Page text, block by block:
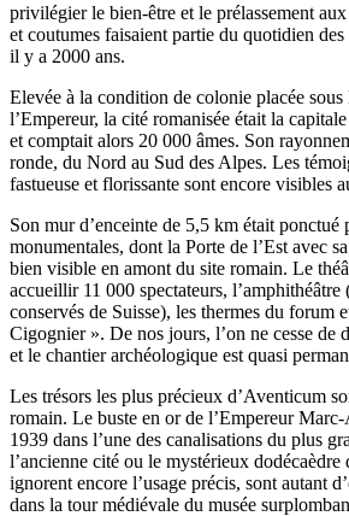
privilégier le bien-être et le prélassement
et coutumes faisaient partie du quotidien
il y a 2000 ans.
Elevée à la condition de colonie placée
l’Empereur, la cité romanisée était la
et comptait alors 20 000 âmes. Son
ronde, du Nord au Sud des Alpes. Les
fastueuse et florissante sont encore visibles
Son mur d’enceinte de 5,5 km était ponctué
monumentales, dont la Porte de l’Est avec
bien visible en amont du site romain. Le
accueillir 11 000 spectateurs, l’amphithéâtre
conservés de Suisse), les thermes du forum
Cigognier ». De nos jours, l’on ne cesse de
et le chantier archéologique est quasi
Les trésors les plus précieux d’Aventicum
romain. Le buste en or de l’Empereur
1939 dans l’une des canalisations du plus
l’ancienne cité ou le mystérieux
ignorent encore l’usage précis, sont autant
dans la tour médiévale du musée